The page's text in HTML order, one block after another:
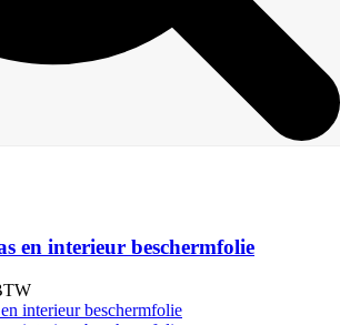
en interieur beschermfolie